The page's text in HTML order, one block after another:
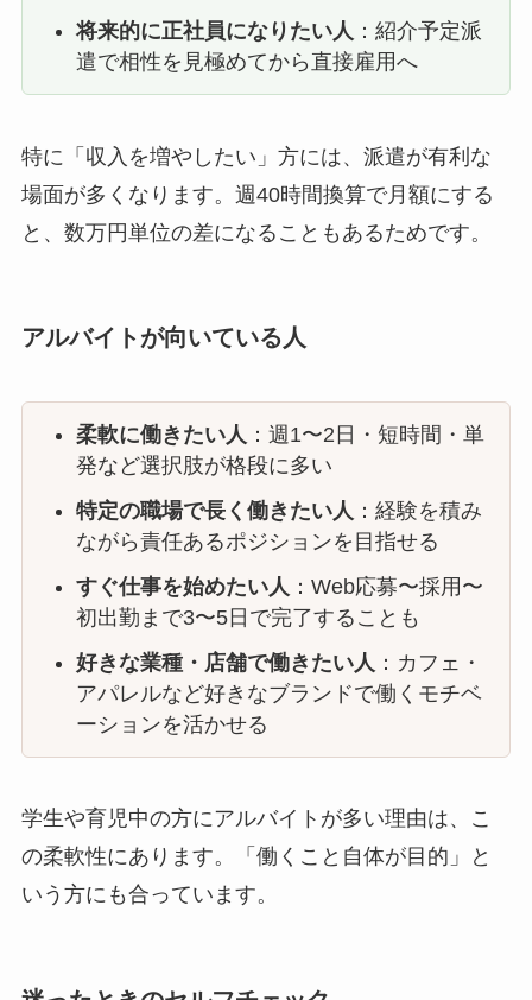
将来的に正社員になりたい人 ：紹介予定派
遣で相性を見極めてから直接雇用へ
特に「収入を増やしたい」方には、派遣が有利な
場面が多くなります。週40時間換算で月額にする
と、数万円単位の差になることもあるためです。
アルバイトが向いている人
柔軟に働きたい人 ：週1〜2日・短時間・単
発など選択肢が格段に多い
特定の職場で長く働きたい人 ：経験を積み
ながら責任あるポジションを目指せる
すぐ仕事を始めたい人 ：Web応募〜採用〜
初出勤まで3〜5日で完了することも
好きな業種・店舗で働きたい人 ：カフェ・
アパレルなど好きなブランドで働くモチベ
ーションを活かせる
学生や育児中の方にアルバイトが多い理由は、こ
の柔軟性にあります。「働くこと自体が目的」と
いう方にも合っています。